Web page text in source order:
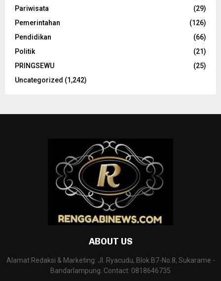
Pariwisata
(29)
Pemerintahan
(126)
Pendidikan
(66)
Politik
(21)
PRINGSEWU
(25)
Uncategorized (1,242)
ABOUT US
Alamat Redaksi & Marketing: Jl. Ryacudu, Blok B7-No.8, Sukarame -
Bandarlampung. Contact: 0818646735